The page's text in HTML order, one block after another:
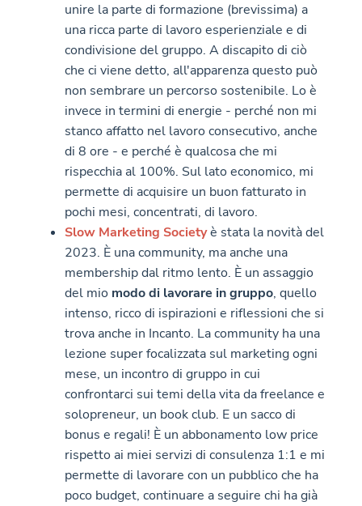
unire la parte di formazione (brevissima) a
una ricca parte di lavoro esperienziale e di
condivisione del gruppo. A discapito di ciò
che ci viene detto, all'apparenza questo può
non sembrare un percorso sostenibile. Lo è
invece in termini di energie - perché non mi
stanco affatto nel lavoro consecutivo, anche
di 8 ore - e perché è qualcosa che mi
rispecchia al 100%. Sul lato economico, mi
permette di acquisire un buon fatturato in
pochi mesi, concentrati, di lavoro.
Slow Marketing Societyè stata la novità del
2023. È una community, ma anche una
membership dal ritmo lento. È un assaggio
del mio modo di lavorare in gruppo, quello
intenso, ricco di ispirazioni e riflessioni che si
trova anche in Incanto. La community ha una
lezione super focalizzata sul marketing ogni
mese, un incontro di gruppo in cui
confrontarci sui temi della vita da freelance e
solopreneur, un book club. E un sacco di
bonus e regali! È un abbonamento low price
rispetto ai miei servizi di consulenza 1:1 e mi
permette di lavorare con un pubblico che ha
poco budget, continuare a seguire chi ha già